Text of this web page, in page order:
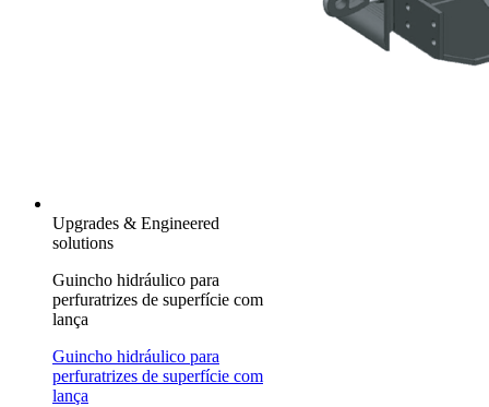
Upgrades & Engineered
solutions
Guincho hidráulico para
perfuratrizes de superfície com
lança
Guincho hidráulico para
perfuratrizes de superfície com
lança